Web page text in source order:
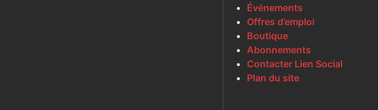
Événements
Offres d’emploi
Boutique
Abonnements
Contacter Lien Social
Plan du site